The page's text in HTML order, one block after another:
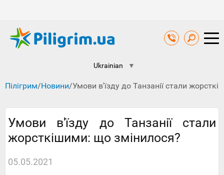
Ukrainian ▼
Пілігрим/Новини/Умови в'їзду до Танзанії стали
Умови в'їзду до Танзанії стали
жорсткішими: що змінилося?
05.05.2021